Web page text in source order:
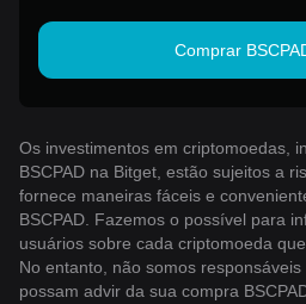
Comprar
Os investimentos em criptomoedas,
BSCPAD na Bitget, estão sujeitos a
fornece maneiras fáceis e
BSCPAD. Fazemos o possível para
usuários sobre cada criptomoeda
No entanto, não somos
possam advir da sua compra